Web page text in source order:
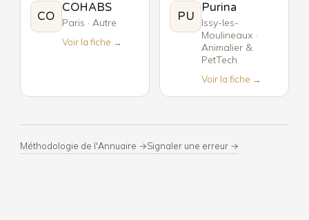
CO
COHABS
Paris · Autre
Voir la fiche →
PU
Purina
Issy-les-
Moulineaux ·
Animalier &
PetTech
Voir la fiche →
Méthodologie de l'Annuaire →Signaler une erreur →